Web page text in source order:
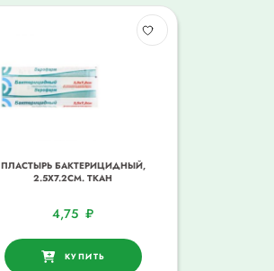
ПЛАСТЫРЬ БАКТЕРИЦИДНЫЙ,
2.5Х7.2СМ. ТКАН
4,75 ₽
КУПИТЬ